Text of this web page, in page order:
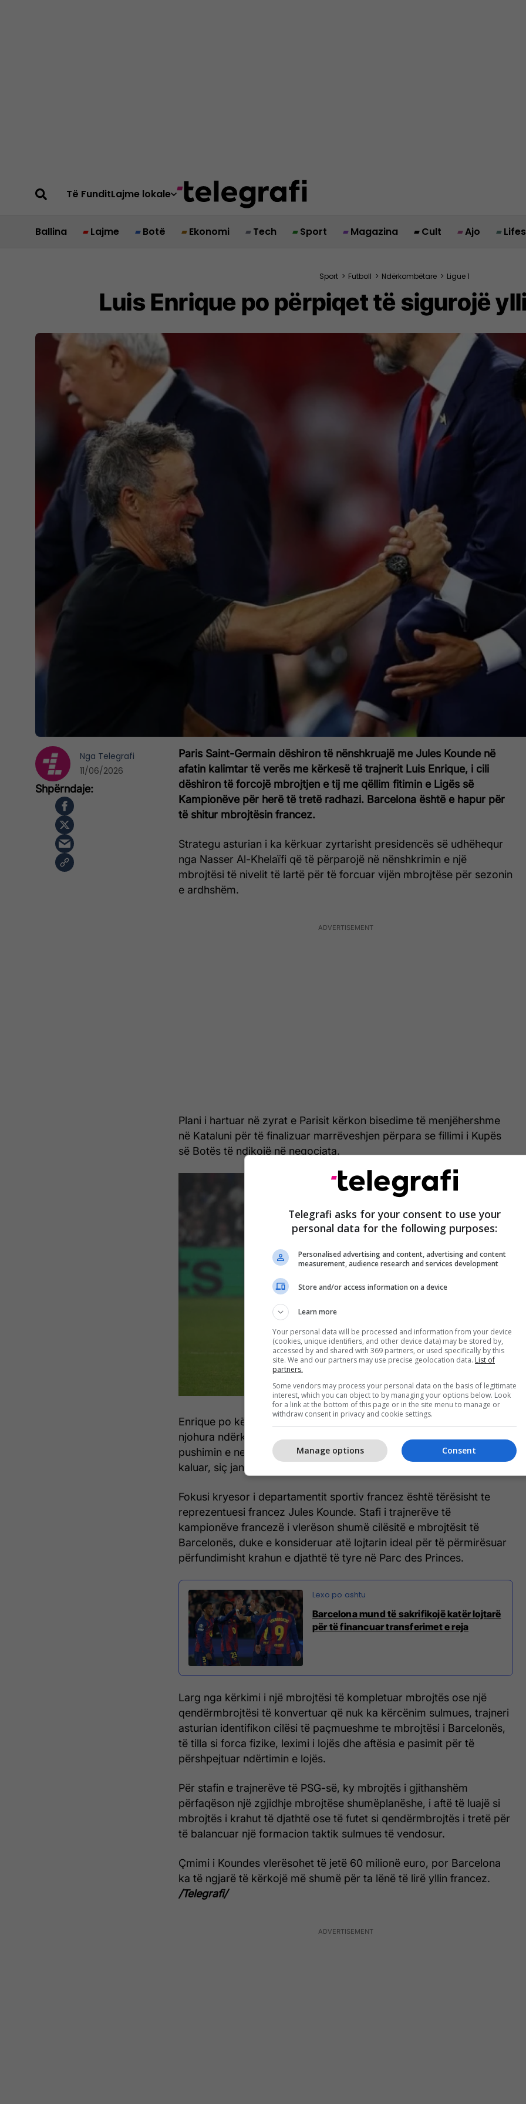
Të FunditLajme lokale
Ballina Lajme Botë Ekonomi Tech Sport Magazina Cult Ajo
Sport > Futboll > Ndërkombëtare > Ligue 1
Luis Enrique po përpiqet të sigurojë
Paris Saint-Germain dëshiron të nënshkruajë me Jules Kounde në
afatin kalimtar të verës me kërkesë të trajnerit Luis Enrique, i cili
dëshiron të forcojë mbrojtjen e tij me qëllim fitimin e Ligës së
Kampionëve për herë të tretë radhazi. Barcelona është e hapur për
të shitur mbrojtësin francez.
Strategu asturian i ka kërkuar zyrtarisht presidencës së udhëhequr
nga Nasser Al-Khelaïfi që të përparojë në nënshkrimin e një
mbrojtësi të nivelit të lartë për të forcuar vijën mbrojtëse për sezonin
e ardhshëm.
Plani i hartuar në zyrat e Parisit kërkon bisedime të menjëhershme
në Kataluni për të finalizuar marrëveshjen përpara se fillimi i Kupës
së Botës të ndikojë në negociata.
Enrique po kërkon të forcojë mbrojtjen e tij me variacione taktike të
njohura ndërkombëtarisht që do të mbështesin dhe do të sigurojnë
pushimin e nevojshëm për lojtarët kryesorë nga sistemi i sezonit të
kaluar, siç janë Achraf Hakimi dhe Nuno Mendes.
Fokusi kryesor i departamentit sportiv francez është tërësisht te
reprezentuesi francez Jules Kounde. Stafi i trajnerëve të
kampionëve francezë i vlerëson shumë cilësitë e mbrojtësit të
Barcelonës, duke e konsideruar atë lojtarin ideal për të përmirësuar
përfundimisht krahun e djathtë të tyre në Parc des Princes.
Barcelona mund të sakrifikojë katër lojtarë
për të financuar transferimet e reja
Larg nga kërkimi i një mbrojtësi të kompletuar mbrojtës ose një
qendërmbrojtësi të konvertuar që nuk ka kërcënim sulmues, trajneri
asturian identifikon cilësi të paçmueshme te mbrojtësi i Barcelonës,
të tilla si forca fizike, leximi i lojës dhe aftësia e pasimit për të
përshpejtuar ndërtimin e lojës.
Për stafin e trajnerëve të PSG-së, ky mbrojtës i gjithanshëm
përfaqëson një zgjidhje mbrojtëse shumëplanëshe, i aftë të luajë si
mbrojtës i krahut të djathtë ose të futet si qendërmbrojtës i tretë për
të balancuar një formacion taktik sulmues të vendosur.
Çmimi i Koundes vlerësohet të jetë 60 milionë euro, por Barcelona
ka të ngjarë të kërkojë më shumë për ta lënë të lirë yllin francez.
/Telegrafi/
Nga Telegrafi
11/06/2026
Telegrafi asks for your consent to use your
personal data for the following purposes:
Personalised advertising and content, advertising and content
measurement, audience research and services development
Store and/or access information on a device
Learn more
Your personal data will be processed and information from your device
(cookies, unique identifiers, and other device data) may be stored by,
accessed by and shared with 369 partners, or used specifically by this
site. We and our partners may use precise geolocation data. List of
partners.
Some vendors may process your personal data on the basis of legitimate
interest, which you can object to by managing your options below. Look
for a link at the bottom of this page or in the site menu to manage or
withdraw consent in privacy and cookie settings.
Consent
Manage options